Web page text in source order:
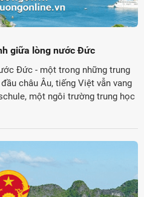
giữa lòng nước Đức
Đức - một trong những trung
châu Âu, tiếng Việt vẫn vang
một ngôi trường trung học